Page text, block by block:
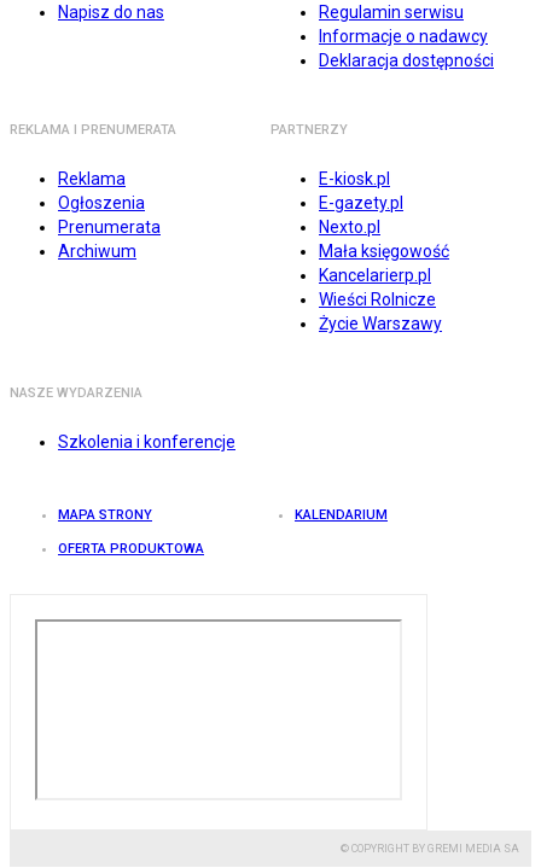
Napisz do nas
Regulamin serwisu
Informacje o nadawcy
Deklaracja dostępności
REKLAMA I PRENUMERATA
Reklama
Ogłoszenia
Prenumerata
Archiwum
PARTNERZY
E-kiosk.pl
E-gazety.pl
Nexto.pl
Mała księgowość
Kancelarierp.pl
Wieści Rolnicze
Życie Warszawy
NASZE WYDARZENIA
Szkolenia i konferencje
MAPA STRONY KALENDARIUM
OFERTA PRODUKTOWA
© COPYRIGHT BY GREMI MEDIA SA